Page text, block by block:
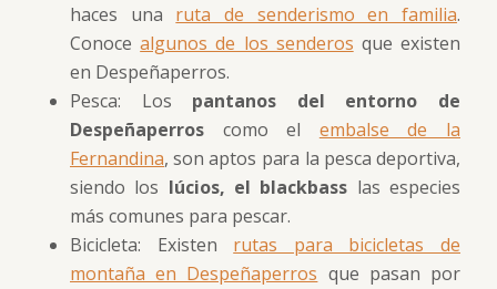
haces una ruta de senderismo en familia.
Conocealgunos de los senderos que existen
en Despeñaperros.
Pesca: Los pantanos del entorno de
Despeñaperros como el embalse de la
Fernandina, son aptos para la pesca deportiva,
siendo los lúcios, el blackbass las especies
más comunes para pescar.
Bicicleta: Existen rutas para bicicletas de
montaña en Despeñaperros que pasan por